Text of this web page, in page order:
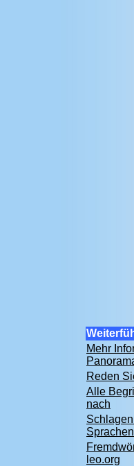
Mehr
Reden
Alle
nach
Sprachen
leo.org